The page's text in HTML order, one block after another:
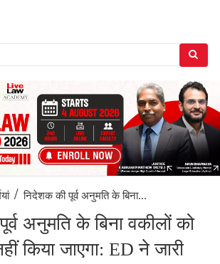
/ निदेशक की पूर्व अनुमति के बिना...
अनुमति के बिना वकीलों को
किया जाएगा: ED ने जारी